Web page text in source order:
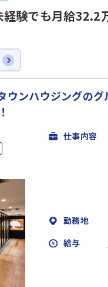
験でも月給32.2
ンハウジングの
仕事内容
勤務地
給与